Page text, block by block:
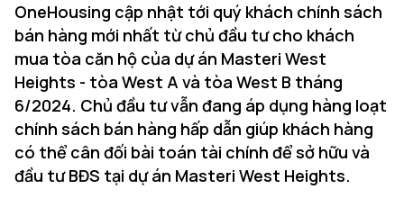
OneHousing cập nhật tới quý khách chính sách
bán hàng mới nhất từ chủ đầu tư cho khách
mua tòa căn hộ của dự án Masteri West
Heights - tòa West A và tòa West B tháng
6/2024. Chủ đầu tư vẫn đang áp dụng hàng loạt
chính sách bán hàng hấp dẫn giúp khách hàng
có thể cân đối bài toán tài chính để sở hữu và
đầu tư BĐS tại dự án Masteri West Heights.